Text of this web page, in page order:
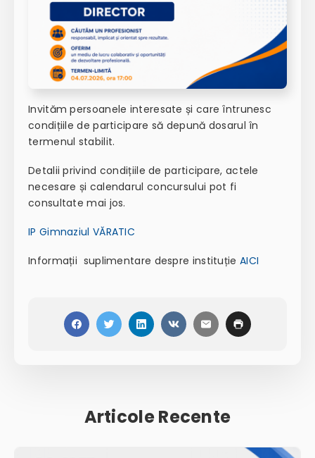
Invităm persoanele interesate și care întrunesc
condițiile de participare să depună dosarul în
termenul stabilit.
Detalii privind condițiile de participare, actele
necesare și calendarul concursului pot fi
consultate mai jos.
IP Gimnaziul VĂRATIC
Informații suplimentare despre instituție AICI
Articole Recente